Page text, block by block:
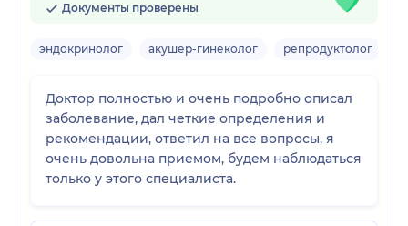
Документы проверены
эндокринолог акушер-гинеколог репродуктолог
Доктор полностью и очень подробно описал
заболевание, дал четкие определения и
рекомендации, ответил на все вопросы, я
очень довольна приемом, будем наблюдаться
только у этого специалиста.